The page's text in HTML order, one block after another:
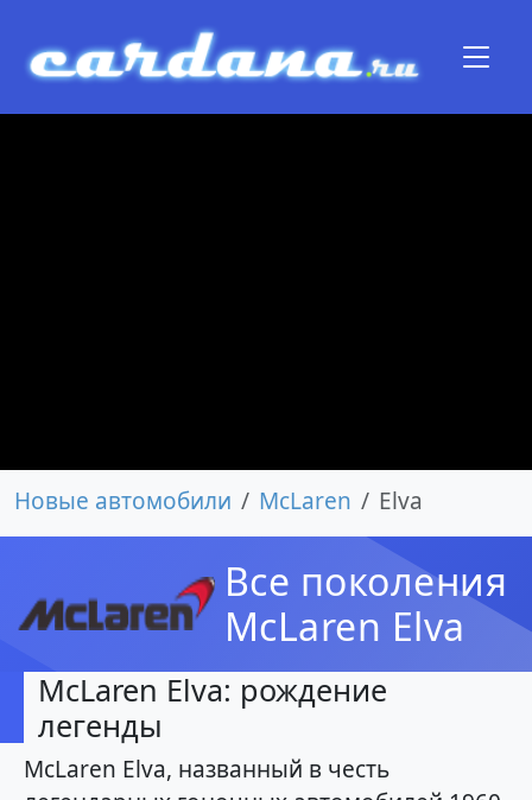
Новые автомобили McLaren Elva
Все поколения
McLaren Elva
McLaren Elva: рождение
легенды
McLaren Elva, названный в честь